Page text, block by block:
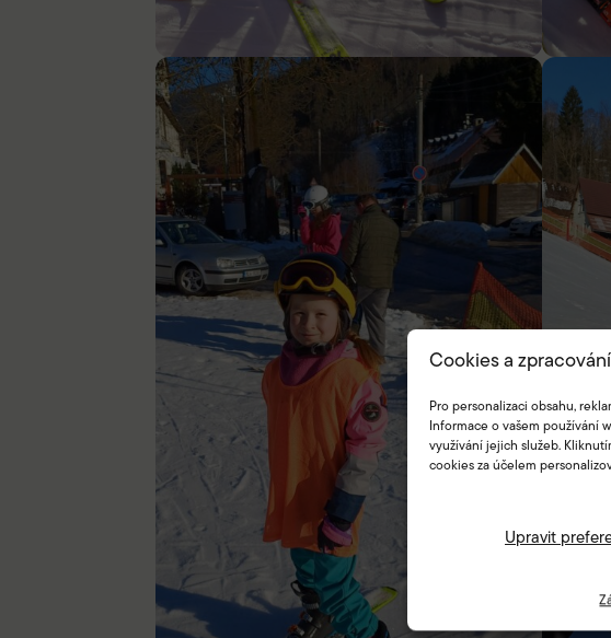
Cookies a
Pro personalizaci obsahu,
Informace o vašem používání
využívání jejich služeb.
cookies za účelem
Upravit